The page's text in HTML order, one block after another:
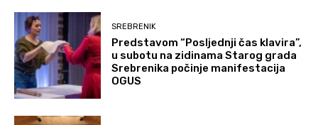
SREBRENIK
Predstavom “Posljednji čas klavira”,
u subotu na zidinama Starog grada
Srebrenika počinje manifestacija
OGUS